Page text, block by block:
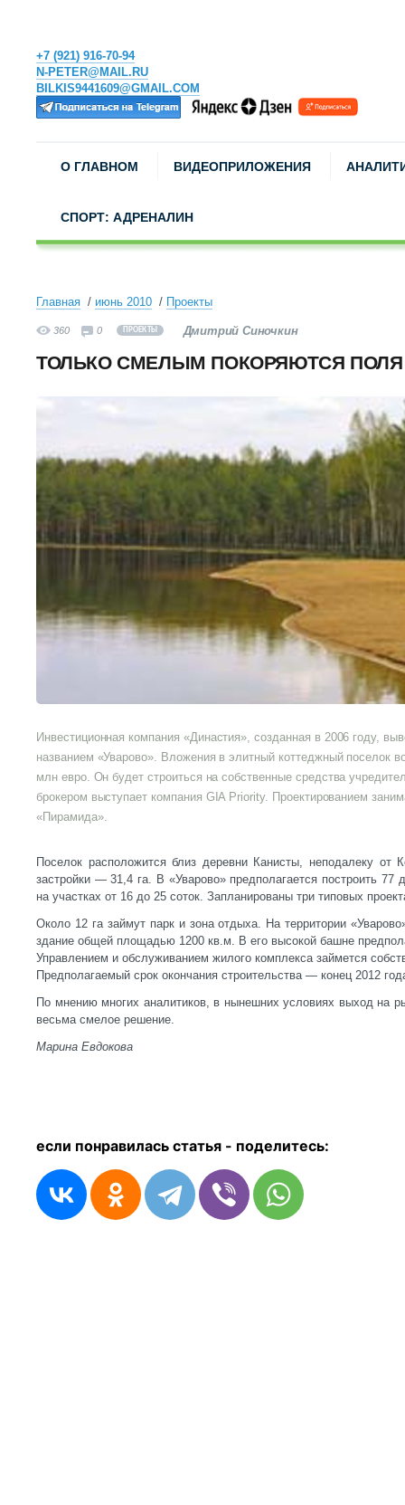
+7 (921) 916-70-94
N-PETER@MAIL.RU
BILKIS9441609@GMAIL.COM
О ГЛАВНОМ ВИДЕОПРИЛОЖЕНИЯ
СПОРТ: АДРЕНАЛИН
Главная июнь 2010 Проекты
360 0 ПРОЕКТЫ Дмитрий Синочкин
ТОЛЬКО СМЕЛЫМ ПОКОРЯЮТСЯ ПОЛЯ
Инвестиционная компания «Династия», созданная в 2006 году,
названием «Уварово». Вложения в элитный коттеджный поселок
млн евро. Он будет строиться на собственные средства
брокером выступает компания GIA Priority. Проектированием
«Пирамида».
Поселок расположится близ деревни Канисты, неподалеку от
застройки — 31,4 га. В «Уварово» предполагается построить
на участках от 16 до 25 соток. Запланированы три типовых
Около 12 га займут парк и зона отдыха. На территории
здание общей площадью 1200 кв.м. В его высокой башне
Управлением и обслуживанием жилого комплекса займется
Предполагаемый срок окончания строительства — конец 2012
По мнению многих аналитиков, в нынешних условиях выход на
весьма смелое решение.
Марина Евдокова
если понравилась статья - поделитесь: